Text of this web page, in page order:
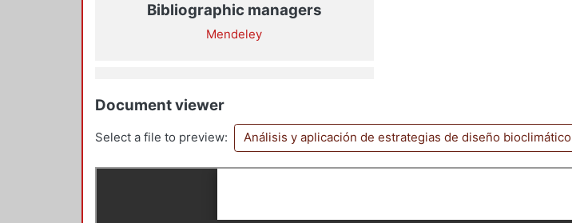
Bibliographic managers
Mendeley
Document viewer
Select a file to preview: Análisis y aplicación de estrategias de diseño bioclimático